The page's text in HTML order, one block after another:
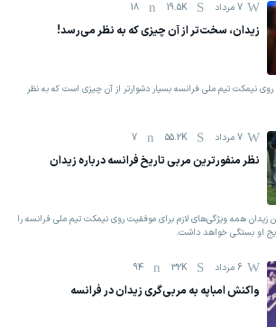
7 مرداد 19.5K
18
زیدان، سخت‌تر از آن چیزی که به نظر می‌رسد!
روی نیمکت تیم ملی فرانسه بسیار دشوارتر از آن چیزی است که به نظر
7 مرداد 55.2K
7
نظر منفورترین مربی تاریخ فرانسه درباره زیدان
همه ویژگی‌های لازم برای موفقیت روی نیمکت تیم ملی فرانسه را
او بستگی خواهد داشت.
6 مرداد 32K
94
واکنش امباپه به مربی‌گری زیدان در فرانسه